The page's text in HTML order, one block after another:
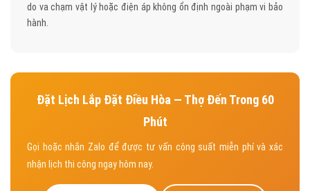
do va chạm vật lý hoặc điện áp không ổn định ngoài phạm vi bảo
hành.
Đặt Lịch Lắp Đặt Điều Hòa — Thợ Đến Trong 60
Phút
Gọi hoặc nhắn Zalo để được tư vấn công suất miễn phí và xác
nhận lịch thi công ngay hôm nay.